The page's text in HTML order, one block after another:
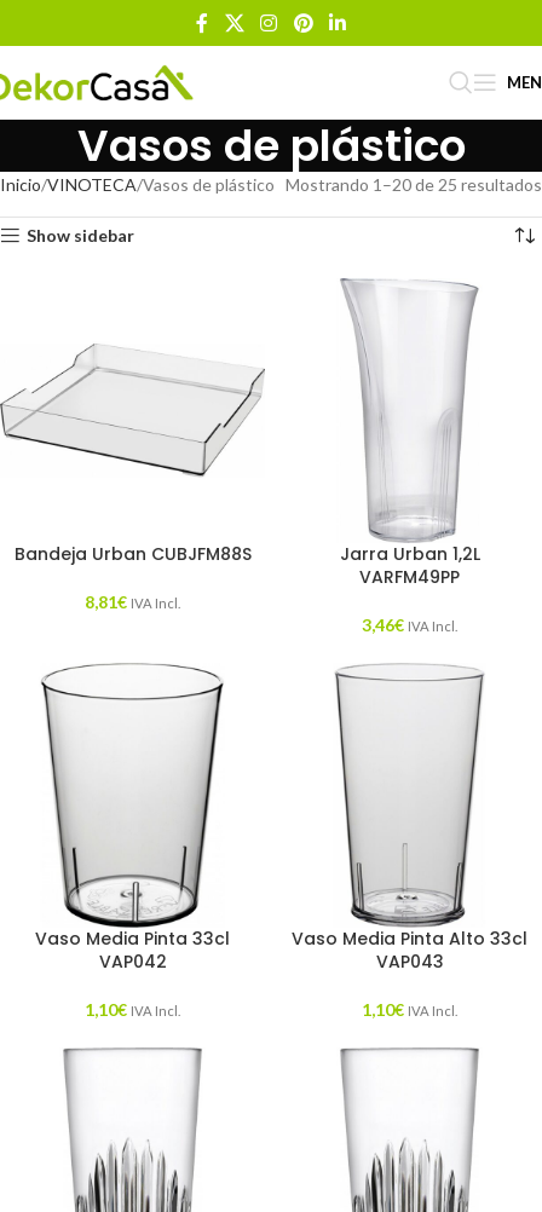
Vasos de plástico
Inicio VINOTECA Vasos de plástico Mostrando 1–20 de 25 resultados
Show sidebar
Bandeja Urban CUBJFM88S
8,81€ IVA Incl.
Jarra Urban 1,2L
VARFM49PP
3,46€ IVA Incl.
Vaso Media Pinta 33cl
VAP042
1,10€ IVA Incl.
Vaso Media Pinta Alto 33cl
VAP043
1,10€ IVA Incl.